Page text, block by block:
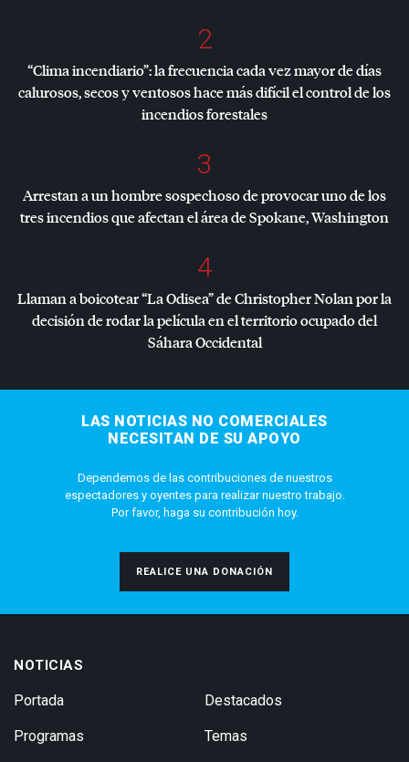
2
“Clima incendiario”: la frecuencia cada vez mayor de días
calurosos, secos y ventosos hace más difícil el control de los
incendios forestales
3
Arrestan a un hombre sospechoso de provocar uno de los
tres incendios que afectan el área de Spokane, Washington
4
Llaman a boicotear “La Odisea” de Christopher Nolan por la
decisión de rodar la película en el territorio ocupado del
Sáhara Occidental
LAS NOTICIAS NO COMERCIALES
NECESITAN DE SU APOYO
Dependemos de las contribuciones de nuestros
espectadores y oyentes para realizar nuestro trabajo.
Por favor, haga su contribución hoy.
REALICE UNA DONACIÓN
NOTICIAS
Portada
Programas
Destacados
Temas